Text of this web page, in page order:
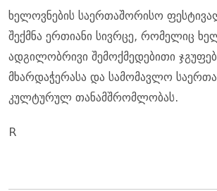
ხელოვნების საერთაშორისო
შექმნა ერთიანი სივრცე, რომელიც
ადგილობრივი შემოქმედებითი
მხარდაჭერასა და სამომავლო
კულტურულ თანამშრომლობას.
R